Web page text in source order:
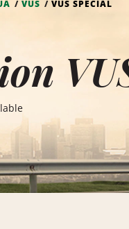
VUS VUS SPÉCIAL